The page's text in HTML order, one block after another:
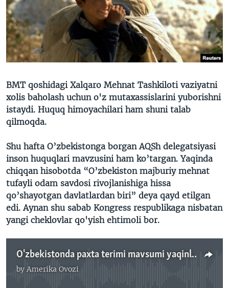
VIDEO
XABARLAR SURATLARDA
ODNOKLASSNIKI
TELEGRAM
TWITTER
SOUNDCLOUD
VOA
BMT qoshidagi Xalqaro Mehnat Tashkiloti vaziyatni
xolis baholash uchun o'z mutaxassislarini yuborishni
istaydi. Huquq himoyachilari ham shuni talab
qilmoqda.
Shu hafta O’zbekistonga borgan AQSh delegatsiyasi
inson huquqlari mavzusini ham ko’targan. Yaqinda
chiqqan hisobotda “O’zbekiston majburiy mehnat
tufayli odam savdosi rivojlanishiga hissa
qo’shayotgan davlatlardan biri” deya qayd etilgan
edi. Aynan shu sabab Kongress respublikaga nisbatan
yangi cheklovlar qo'yish ehtimoli bor.
O'zbekistonda paxta terimi mavsumi yaqinlashib, yana xavotirlar/Malik Mansur
by Amerika Ovozi
No media source currently available